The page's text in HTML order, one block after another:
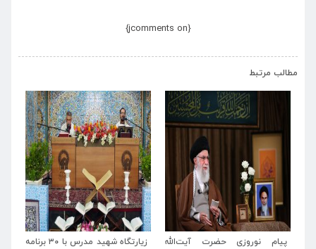
{jcomments on}
مطالب مرتبط
زیارتگاه شهید مدرس با ۳۰ برنامه
پیام تبریک مدیرعامل موسسه